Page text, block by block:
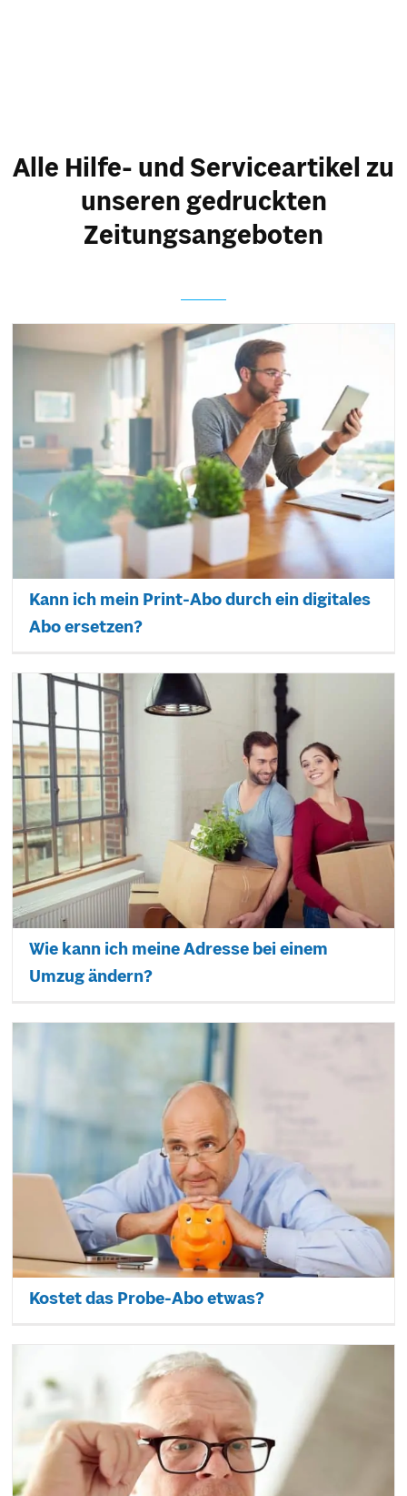
Alle Hilfe- und Serviceartikel zu
unseren gedruckten
Zeitungsangeboten
Kann ich mein Print-Abo durch ein digitales
Abo ersetzen?
Wie kann ich meine Adresse bei einem
Umzug ändern?
Kostet das Probe-Abo etwas?